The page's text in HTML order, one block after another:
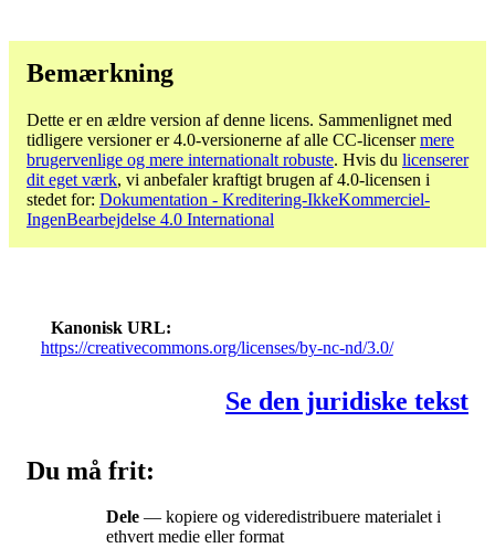
Bemærkning
Dette er en ældre version af denne licens. Sammenlignet med
tidligere versioner er 4.0-versionerne af alle CC-licensermere
brugervenlige og mere internationalt robuste. Hvis du licenserer
dit eget værk, vi anbefaler kraftigt brugen af ​​4.0-licensen i
stedet for: Dokumentation - Kreditering-IkkeKommerciel-
IngenBearbejdelse 4.0 International
Kanonisk URL
https://creativecommons.org/licenses/by-nc-nd/3.0/
Se den juridiske tekst
Du må frit:
Dele — kopiere og videredistribuere materialet i
ethvert medie eller format